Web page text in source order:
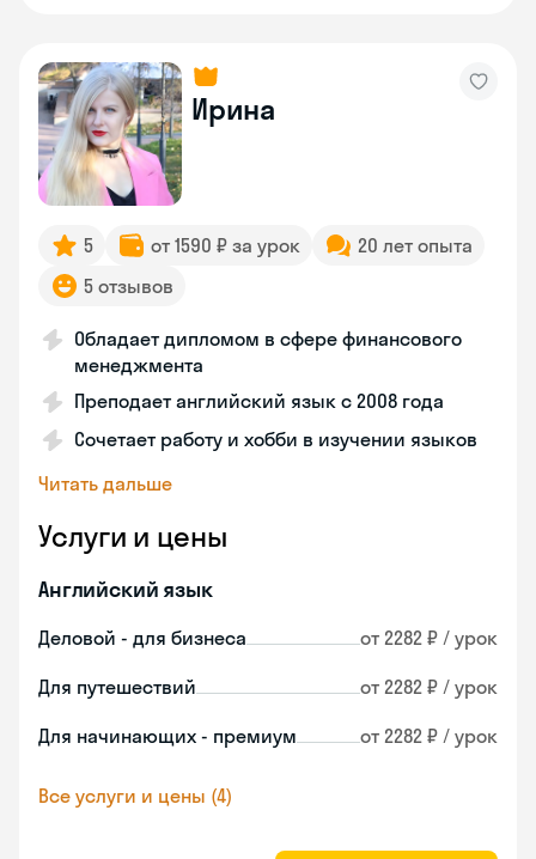
Ирина
5 от 1590 ₽ за урок
20 лет опыта
5 отзывов
Обладает дипломом в сфере финансового
менеджмента
Преподает английский язык с 2008 года
Сочетает работу и хобби в изучении языков
Читать дальше
Услуги и цены
Английский язык
Деловой - для бизнеса от 2282 ₽ / урок
Для путешествий от 2282 ₽ / урок
Для начинающих - премиум от 2282 ₽ / урок
Все услуги и цены (4)